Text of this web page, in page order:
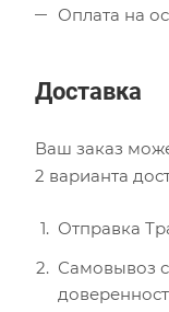
Оплата на
Доставка
Ваш заказ
2 варианта
Отправка
Самовывоз